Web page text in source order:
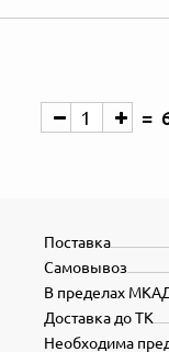
Поставка
Самовывоз
В пределах
Доставка до ТК
Необходима